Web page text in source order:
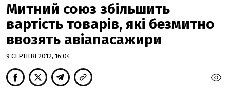
Митний союз збільшить
вартість товарів, які безмитно
ввозять авіапасажири
9 СЕРПНЯ 2012, 16:04